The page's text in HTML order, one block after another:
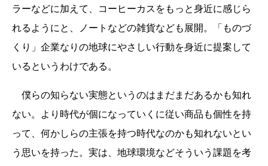
ラーなどに加えて、コーヒーカスをもっと身近に感じら
れるようにと、ノートなどの雑貨なども展開。「ものづ
くり」企業なりの地球にやさしい行動を身近に提案して
いるというわけである。
僕らの知らない実態というのはまだまだあるかも知れ
ない。より時代が個になっていくに従い商品も個性を持
って、何かしらの主張を持つ時代なのかも知れないとい
う思いを持った。実は、地球環境などそういう課題を考